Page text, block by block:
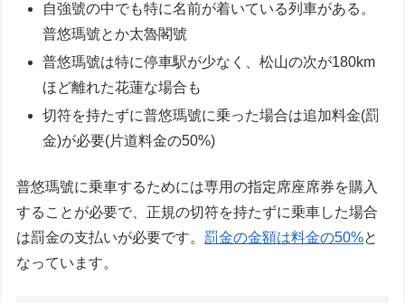
自強號の中でも特に名前が着いている列車がある。
普悠瑪號とか太魯閣號
普悠瑪號は特に停車駅が少なく、松山の次が180km
ほど離れた花蓮な場合も
切符を持たずに普悠瑪號に乗った場合は追加料金(罰
金)が必要(片道料金の50%)
普悠瑪號に乗車するためには専用の指定席座席券を購入
することが必要で、正規の切符を持たずに乗車した場合
は罰金の支払いが必要です。罰金の金額は料金の50%と
なっています。